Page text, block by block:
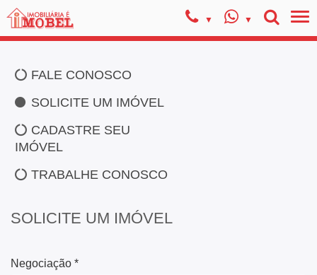
FALE CONOSCO
SOLICITE UM IMÓVEL
CADASTRE SEU
IMÓVEL
TRABALHE CONOSCO
SOLICITE UM IMÓVEL
Negociação *